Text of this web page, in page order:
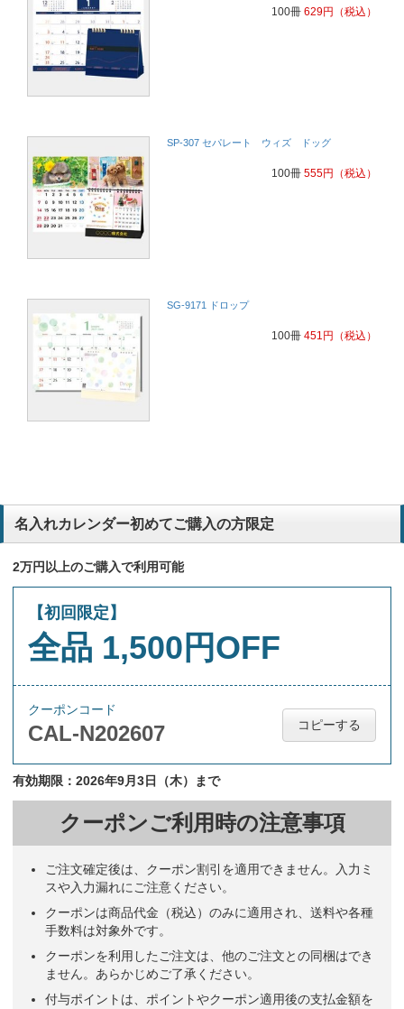
100冊 629円 （税込）
SP-307 セパレート ウィズ ドッグ
100冊 555円 （税込）
SG-9171 ドロップ
100冊 451 円 （税込）
名入れカレンダー初めてご購入の方限定
2万円以上のご購入で利用可能
【初回限定】
全品 1,500円OFF
クーポンコード
CAL-N202607 コピーする
有効期限：2026年9月3日（木）まで
クーポンご利用時の注意事項
ご注文確定後は、クーポン割引を適用できません。入力ミ
スや入力漏れにご注意ください。
クーポンは商品代金（税込）のみに適用され、送料や各種
手数料は対象外です。
クーポンを利用したご注文は、他のご注文との同梱はでき
ません。あらかじめご了承ください。
付与ポイントは、ポイントやクーポン適用後の支払金額を